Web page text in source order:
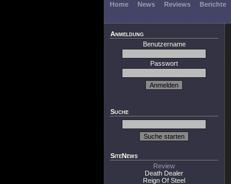
Home News Reviews Berichte
Anmeldung
Benutzername
Passwort
Suche
SiteNews
Review
Death Dealer
Reign Of Steel